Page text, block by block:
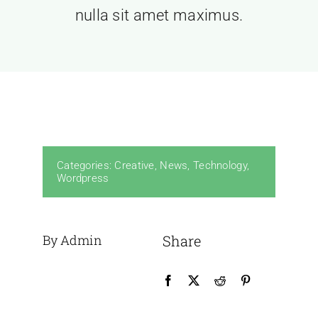
nulla sit amet maximus.
Categories: Creative, News, Technology,
Wordpress
By Admin Share